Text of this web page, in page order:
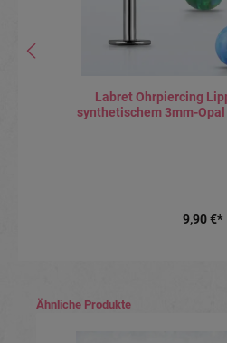
Labret Ohrpiercing
synthetischem 3mm-
9,90 €*
Produktgalerie überspringen
Ähnliche Produkte